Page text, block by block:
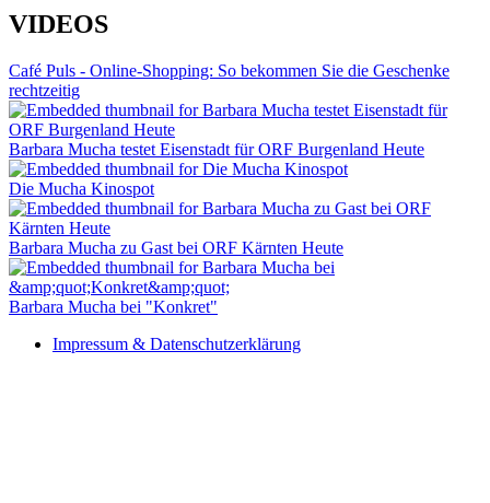
VIDEOS
Café Puls - Online-Shopping: So bekommen Sie die Geschenke
rechtzeitig
Barbara Mucha testet Eisenstadt für ORF Burgenland Heute
Die Mucha Kinospot
Barbara Mucha zu Gast bei ORF Kärnten Heute
Barbara Mucha bei "Konkret"
Impressum & Datenschutzerklärung